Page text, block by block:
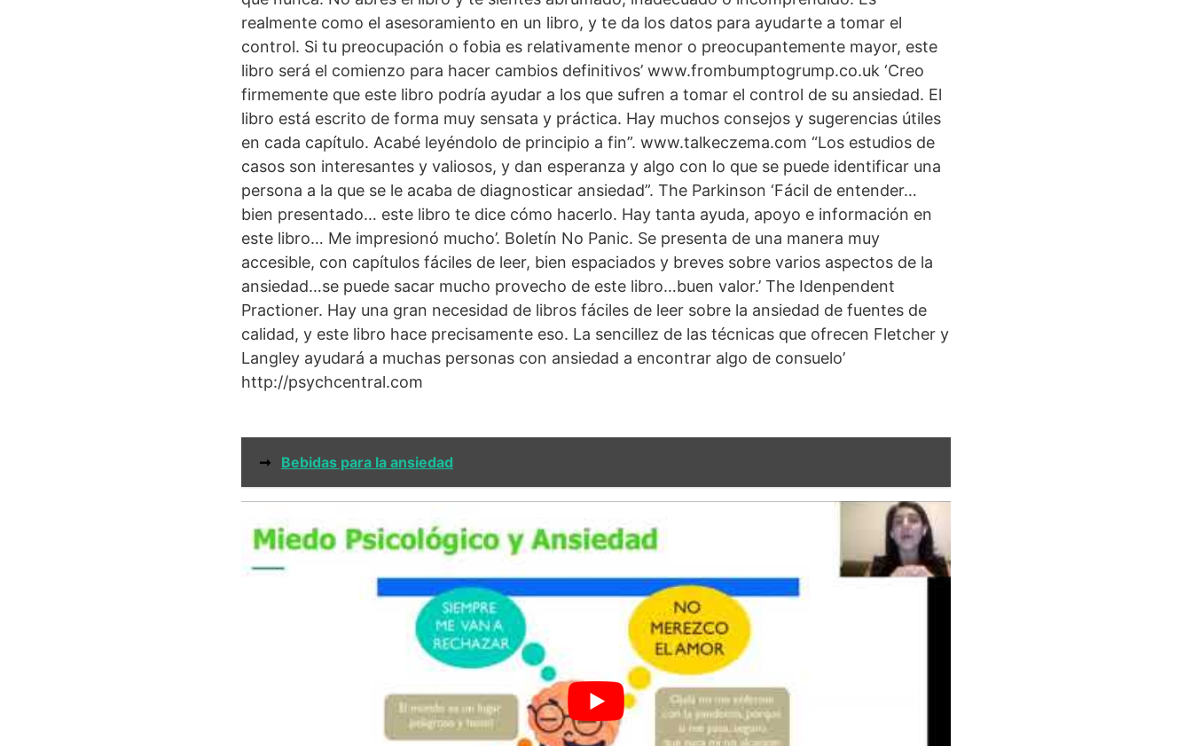
realmente como el asesoramiento en un libro, y te da los datos para ayudarte a tomar el
control. Si tu preocupación o fobia es relativamente menor o preocupantemente mayor, este
libro será el comienzo para hacer cambios definitivos’ www.frombumptogrump.co.uk ‘Creo
firmemente que este libro podría ayudar a los que sufren a tomar el control de su ansiedad. El
libro está escrito de forma muy sensata y práctica. Hay muchos consejos y sugerencias útiles
en cada capítulo. Acabé leyéndolo de principio a fin”. www.talkeczema.com “Los estudios de
casos son interesantes y valiosos, y dan esperanza y algo con lo que se puede identificar una
persona a la que se le acaba de diagnosticar ansiedad”. The Parkinson ‘Fácil de entender…
bien presentado… este libro te dice cómo hacerlo. Hay tanta ayuda, apoyo e información en
este libro… Me impresionó mucho’. Boletín No Panic. Se presenta de una manera muy
accesible, con capítulos fáciles de leer, bien espaciados y breves sobre varios aspectos de la
ansiedad…se puede sacar mucho provecho de este libro…buen valor.’ The Idenpendent
Practioner. Hay una gran necesidad de libros fáciles de leer sobre la ansiedad de fuentes de
calidad, y este libro hace precisamente eso. La sencillez de las técnicas que ofrecen Fletcher y
Langley ayudará a muchas personas con ansiedad a encontrar algo de consuelo’
http://psychcentral.com
➞ Bebidas para la ansiedad